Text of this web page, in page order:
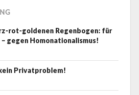
rot-goldenen Regenbogen: für
gegen Homonationalismus!
Privatproblem!